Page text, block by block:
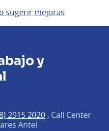
sugerir mejoras
y
2915 2020 , Call Center
Antel